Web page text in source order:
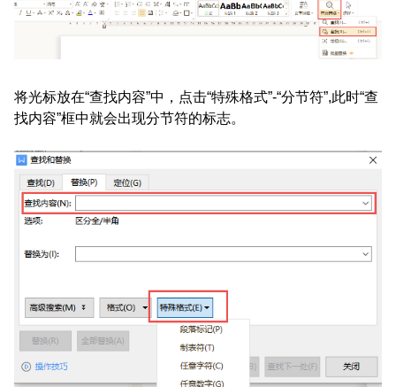
将光标放在“查找内容”中，点击“特殊格式”-“分节符”,此时“查
找内容”框中就会出现分节符的标志。